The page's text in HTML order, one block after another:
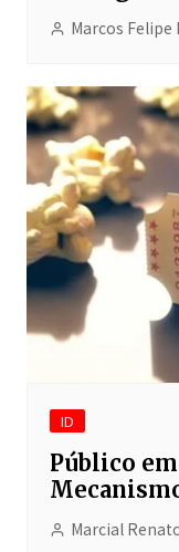
Marcos Felipe
ID
Público
Marcial